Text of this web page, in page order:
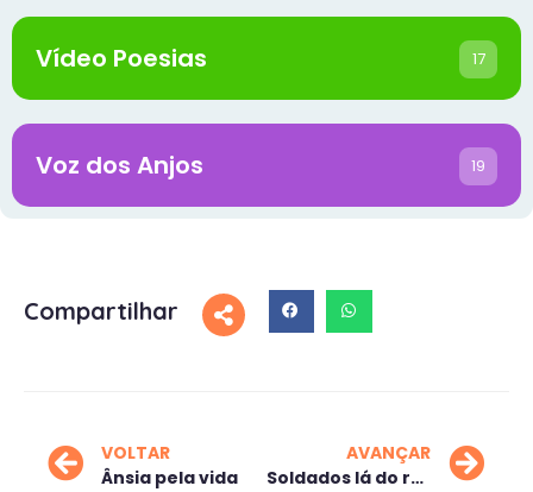
Vídeo Poesias 17
Voz dos Anjos 19
Compartilhar
VOLTAR
Ânsia pela vida
AVANÇAR
Soldados lá do reino